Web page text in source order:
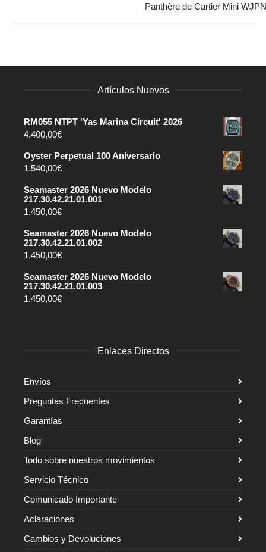
Panthère de Cartier Mini
Artículos Nuevos
RM055 NTPT 'Yas Marina Circuit' 2026
4.400,00€
Oyster Perpetual 100 Aniversario
1.540,00€
Seamaster 2026 Nuevo Modelo
217.30.42.21.01.001
1.450,00€
Seamaster 2026 Nuevo Modelo
217.30.42.21.01.002
1.450,00€
Seamaster 2026 Nuevo Modelo
217.30.42.21.01.003
1.450,00€
Enlaces Directos
Envíos
Preguntas Frecuentes
Garantías
Blog
Todo sobre nuestros movimientos
Servicio Técnico
Comunicado Importante
Aclaraciones
Cambios y Devoluciones